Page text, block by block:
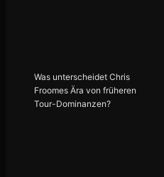
Was unterscheidet Chris
Froomes Ära von früheren
Tour-Dominanzen?